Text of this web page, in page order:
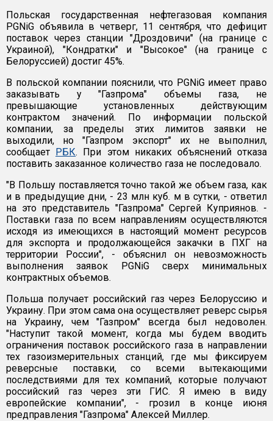
Польская государственная нефтегазовая компания
PGNiG объявила в четверг, 11 сентября, что дефицит
поставок через станции "Дроздовичи" (на границе с
Украиной), "Кондратки" и "Высокое" (на границе с
Белоруссией) достиг 45%.
В польской компании пояснили, что PGNiG имеет право
заказывать у "Газпрома" объемы газа, не
превышающие установленных действующим
контрактом значений. По информации польской
компании, за пределы этих лимитов заявки не
выходили, но "Газпром экспорт" их не выполнил,
сообщает РБК. При этом никаких объяснений отказа
поставить заказанное количество газа не последовало.
"В Польшу поставляется точно такой же объем газа, как
и в предыдущие дни, - 23 млн куб. м в сутки, - ответил
на это представитель "Газпрома" Сергей Куприянов. -
Поставки газа по всем направлениям осуществляются
исходя из имеющихся в настоящий момент ресурсов
для экспорта и продолжающейся закачки в ПХГ на
территории России", - объяснил он невозможность
выполнения заявок PGNiG сверх минимальных
контрактных объемов.
Польша получает российский газ через Белоруссию и
Украину. При этом сама она осуществляет реверс сырья
на Украину, чем "Газпром" всегда был недоволен.
"Наступит такой момент, когда мы будем вводить
ограничения поставок российского газа в направлении
тех газоизмерительных станций, где мы фиксируем
реверсные поставки, со всеми вытекающими
последствиями для тех компаний, которые получают
российский газ через эти ГИС. Я имею в виду
европейские компании", - грозил в конце июня
предправления "Газпрома" Алексей Миллер.